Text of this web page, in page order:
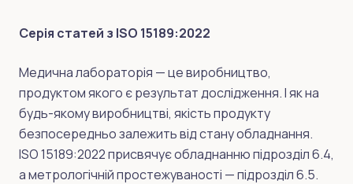
Серія статей з ISO 15189:2022
Медична лабораторія — це виробництво,
продуктом якого є результат дослідження. І як на
будь-якому виробництві, якість продукту
безпосередньо залежить від стану обладнання.
ISO 15189:2022 присвячує обладнанню підрозділ 6.4,
а метрологічній простежуваності — підрозділ 6.5.